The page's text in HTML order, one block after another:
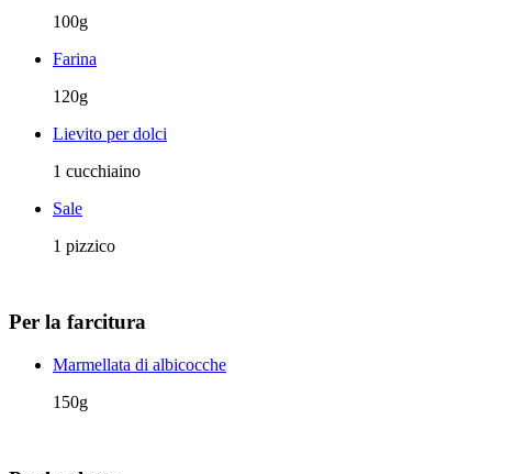
100g
Farina
120g
Lievito per dolci
1 cucchiaino
Sale
1 pizzico
Per la farcitura
Marmellata di albicocche
150g